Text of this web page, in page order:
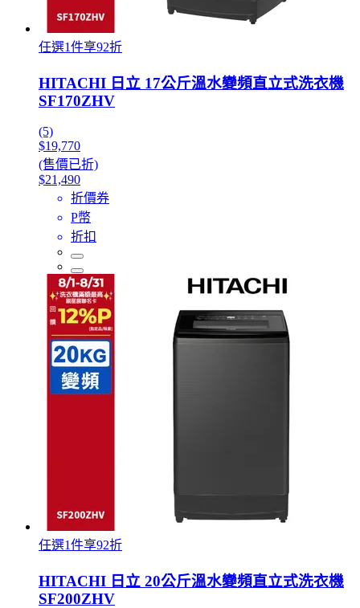
任選1件享92折
HITACHI 日立 17公斤溫水變頻直立式洗衣機
SF170ZHV
(5)
$19,770
(售價已折)
$21,490
折價券
P幣
折扣
任選1件享92折
HITACHI 日立 20公斤溫水變頻直立式洗衣機
SF200ZHV